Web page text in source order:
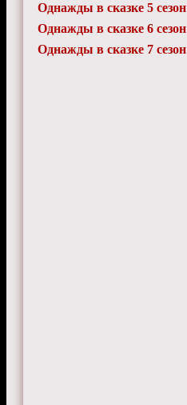
Однажды в сказке 5 сезон
Однажды в сказке 6 сезон
Однажды в сказке 7 сезон